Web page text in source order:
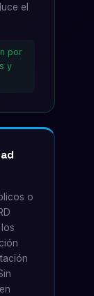
el
por
y
o